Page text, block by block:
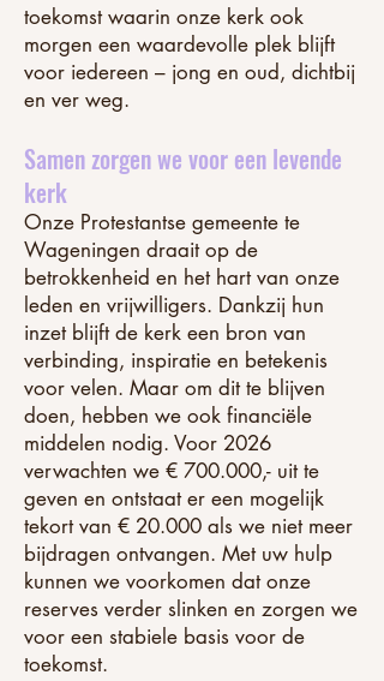
toekomst waarin onze kerk ook
morgen een waardevolle plek blijft
voor iedereen – jong en oud, dichtbij
en ver weg.
Samen zorgen we voor een levende
kerk
Onze Protestantse gemeente te
Wageningen draait op de
betrokkenheid en het hart van onze
leden en vrijwilligers. Dankzij hun
inzet blijft de kerk een bron van
verbinding, inspiratie en betekenis
voor velen. Maar om dit te blijven
doen, hebben we ook financiële
middelen nodig. Voor 2026
verwachten we € 700.000,- uit te
geven en ontstaat er een mogelijk
tekort van € 20.000 als we niet meer
bijdragen ontvangen. Met uw hulp
kunnen we voorkomen dat onze
reserves verder slinken en zorgen we
voor een stabiele basis voor de
toekomst.